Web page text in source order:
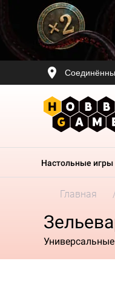
Настольные игры
Главная